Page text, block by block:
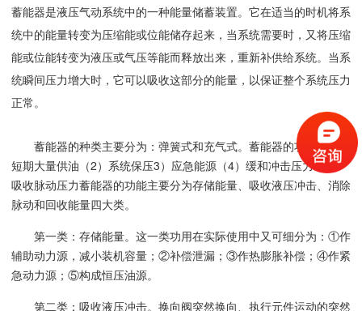
蓄能器是液压气动系统中的一种能量储蓄装置。它在适当的时机将系
统中的能量转变为压缩能或位能储存起来，当系统需要时，又将压缩
能或位能转变为液压或气压等能而释放出来，重新补供给系统。当系
统瞬间压力增大时，它可以吸收这部分的能量，以保证整个系统压力
正常。
蓄能器的种类主要分为：弹簧式和充气式。蓄能器的功用（1）
短期大量供油（2）系统保压3）应急能源（4）缓和冲击压力（5）
吸收脉动压力蓄能器的功能主要分为存储能量、吸收液压冲击、消除
脉动和回收能量四大类。
第一类：存储能量。这一类功用在实际使用中又可细分为：①作
辅助动力源，减小装机容量；②补偿泄漏；③作热膨胀补偿；④作紧
急动力源；⑤构成恒压油源。
第二类：吸收液压冲击。换向阀突然换向、执行元件运动的突然